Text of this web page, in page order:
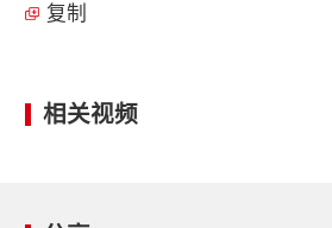
复制
相关视频